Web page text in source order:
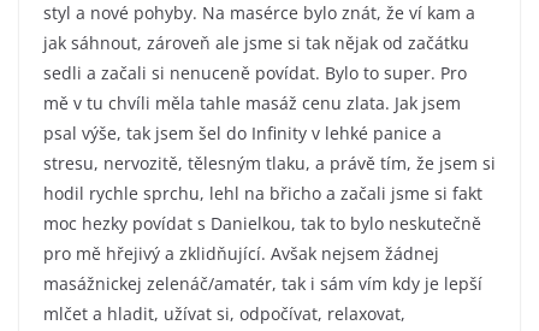
styl a nové pohyby. Na masérce bylo znát, že ví kam a
jak sáhnout, zároveň ale jsme si tak nějak od začátku
sedli a začali si nenuceně povídat. Bylo to super. Pro
mě v tu chvíli měla tahle masáž cenu zlata. Jak jsem
psal výše, tak jsem šel do Infinity v lehké panice a
stresu, nervozitě, tělesným tlaku, a právě tím, že jsem si
hodil rychle sprchu, lehl na břicho a začali jsme si fakt
moc hezky povídat s Danielkou, tak to bylo neskutečně
pro mě hřejivý a zklidňující. Avšak nejsem žádnej
masážnickej zelenáč/amatér, tak i sám vím kdy je lepší
mlčet a hladit, užívat si, odpočívat, relaxovat,